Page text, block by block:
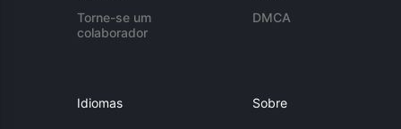
Torne-se um
colaborador
DMCA
Idiomas Sobre